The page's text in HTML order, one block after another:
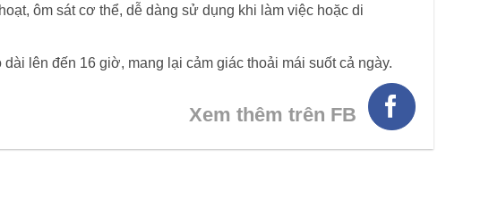
ôm sát cơ thể, dễ dàng sử dụng khi làm việc hoặc di
dài lên đến 16 giờ, mang lại cảm giác thoải mái suốt cả ngày.
Xem thêm trên FB